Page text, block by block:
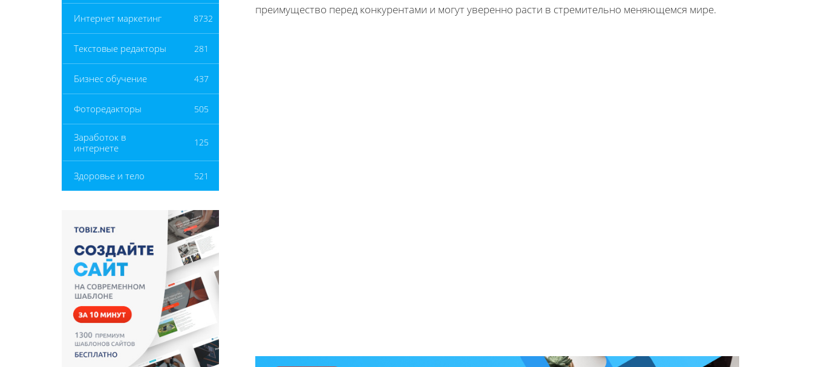
Интернет маркетинг 8732
Текстовые редакторы 281
Бизнес обучение 437
Фоторедакторы 505
Заработок в
интернете
125
Здоровье и тело 521
преимущество перед конкурентами и могут уверенно расти в стремительно меняющемся мире.